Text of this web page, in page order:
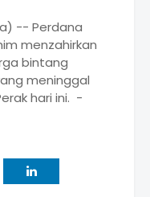
-- Perdana
menzahirkan
bintang
meninggal
hari ini. -